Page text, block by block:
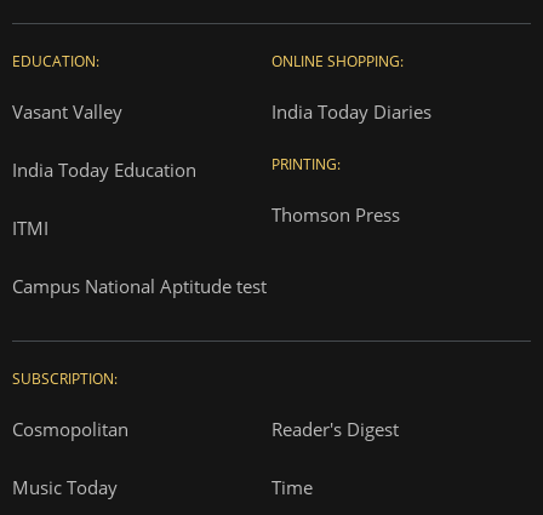
EDUCATION:
Vasant Valley
India Today Education
ITMI
Campus National Aptitude test
ONLINE SHOPPING:
India Today Diaries
PRINTING:
Thomson Press
SUBSCRIPTION:
Cosmopolitan Reader's Digest
Music Today Time